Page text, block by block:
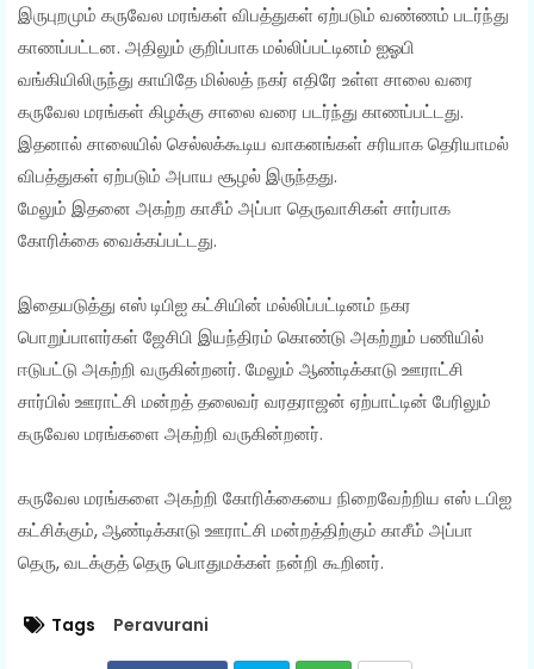
இருபுறமும் கருவேல மரங்கள் விபத்துகள் ஏற்படும் வண்ணம் படர்ந்து
காணப்பட்டன. அதிலும் குறிப்பாக மல்லிப்பட்டினம் ஐஓபி
வங்கியிலிருந்து காயிதே மில்லத் நகர் எதிரே உள்ள சாலை வரை
கருவேல மரங்கள் கிழக்கு சாலை வரை படர்ந்து காணப்பட்டது.
இதனால் சாலையில் செல்லக்கூடிய வாகனங்கள் சரியாக தெரியாமல்
விபத்துகள் ஏற்படும் அபாய சூழல் இருந்தது.
மேலும் இதனை அகற்ற காசீம் அப்பா தெருவாசிகள் சார்பாக
கோரிக்கை வைக்கப்பட்டது.
இதையடுத்து எஸ் டிபிஐ கட்சியின் மல்லிப்பட்டினம் நகர
பொறுப்பாளர்கள் ஜேசிபி இயந்திரம் கொண்டு அகற்றும் பணியில்
ஈடுபட்டு அகற்றி வருகின்றனர். மேலும் ஆண்டிக்காடு ஊராட்சி
சார்பில் ஊராட்சி மன்றத் தலைவர் வரதராஜன் ஏற்பாட்டின் பேரிலும்
கருவேல மரங்களை அகற்றி வருகின்றனர்.
கருவேல மரங்களை அகற்றி கோரிக்கையை நிறைவேற்றிய எஸ் டபிஐ
கட்சிக்கும், ஆண்டிக்காடு ஊராட்சி மன்றத்திற்கும் காசீம் அப்பா
தெரு, வடக்குத் தெரு பொதுமக்கள் நன்றி கூறினர்.
Tags Peravurani